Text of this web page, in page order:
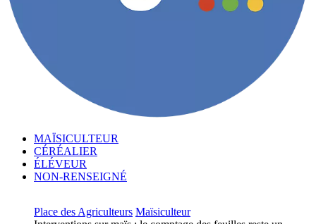
MAÏSICULTEUR
CÉRÉALIER
ÉLÉVEUR
NON-RENSEIGNÉ
Place des Agriculteurs Maïsiculteur